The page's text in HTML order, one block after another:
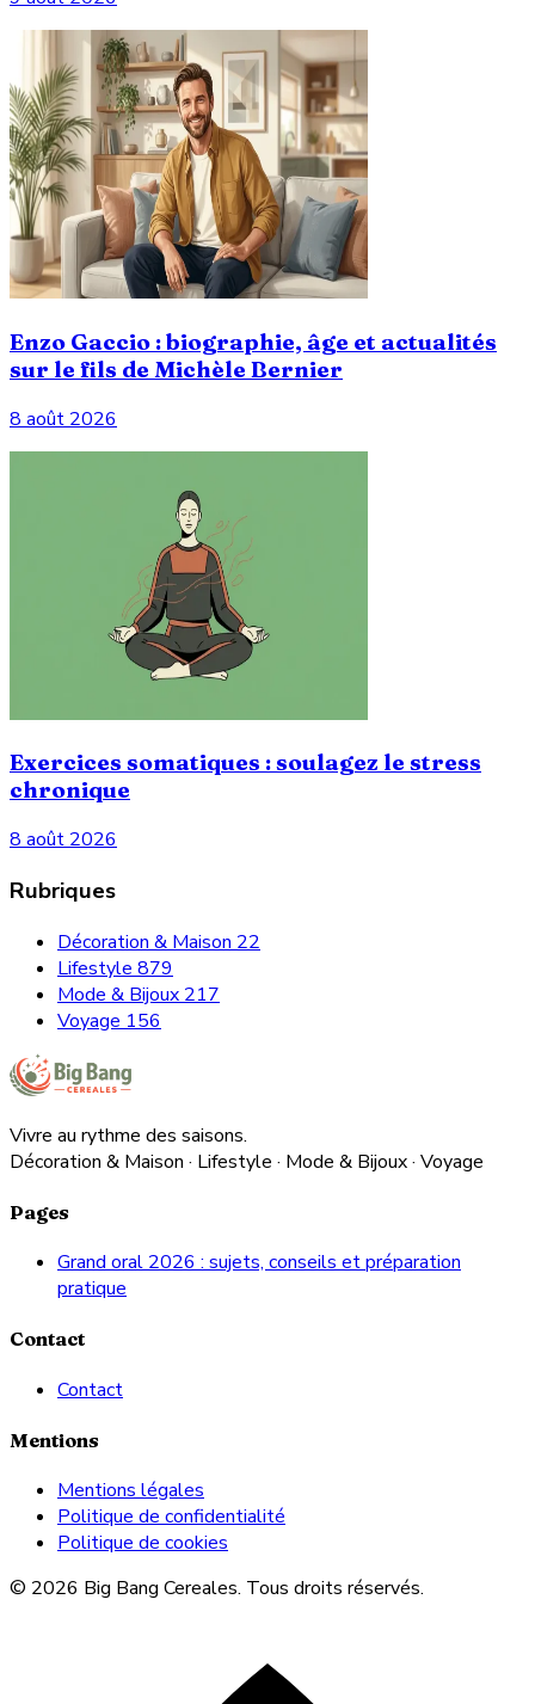
Enzo Gaccio : biographie, âge et actualités
sur le fils de Michèle Bernier
8 août 2026
Exercices somatiques : soulagez le stress
chronique
8 août 2026
Rubriques
Décoration & Maison 22
Lifestyle 879
Mode & Bijoux 217
Voyage 156
Vivre au rythme des saisons.
Décoration & Maison · Lifestyle · Mode & Bijoux · Voyage
Pages
Grand oral 2026 : sujets, conseils et préparation
pratique
Contact
Contact
Mentions
Mentions légales
Politique de confidentialité
Politique de cookies
© 2026 Big Bang Cereales. Tous droits réservés.